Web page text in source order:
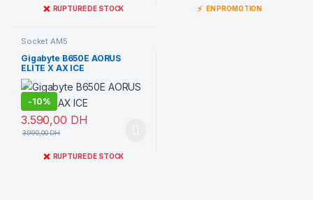
❌ RUPTURE DE STOCK ⚡ EN PROMOTION
Socket AM5
Gigabyte B650E AORUS
ELITE X AX ICE
-10%
3.590,00 DH
3.990,00DH
❌ RUPTURE DE STOCK